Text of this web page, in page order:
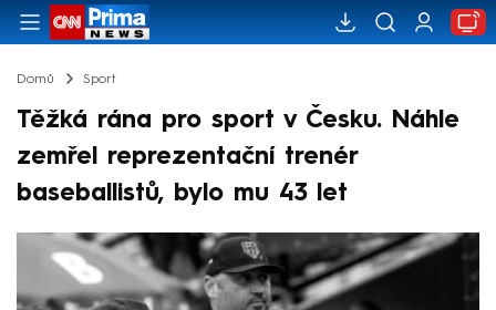
Domů Sport
Těžká rána pro sport v Česku. Náhle
zemřel reprezentační trenér
baseballistů, bylo mu 43 let